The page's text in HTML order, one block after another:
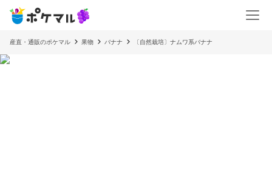
産直・通販のポケマル 果物 バナナ 〔自然栽培〕ナムワ系バナナ